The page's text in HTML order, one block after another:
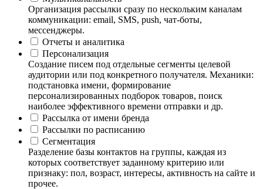
Организация рассылки сразу по нескольким каналам
коммуникации: email, SMS, push, чат-боты,
мессенджеры.
Отчеты и аналитика
Персонализация
Создание писем под отдельные сегменты целевой
аудитории или под конкретного получателя. Механики:
подстановка имени, формирование
персонализированных подборок товаров, поиск
наиболее эффективного времени отправки и др.
Рассылка от имени бренда
Рассылки по расписанию
Сегментация
Разделение базы контактов на группы, каждая из
которых соответствует заданному критерию или
признаку: пол, возраст, интересы, активность на сайте и
прочее.